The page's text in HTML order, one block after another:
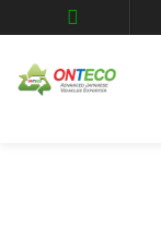
Главная
Авто аукционы
CROWN COMFORT